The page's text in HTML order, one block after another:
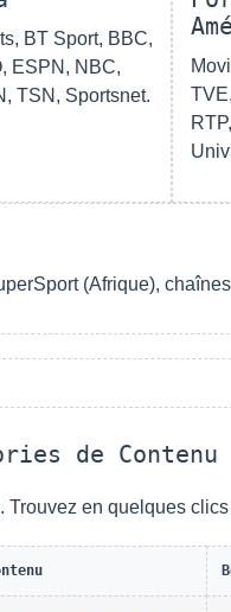
BT Sport, BBC,
ESPN, NBC,
TSN, Sportsnet.
(Afrique),
de Contenu
en quelques